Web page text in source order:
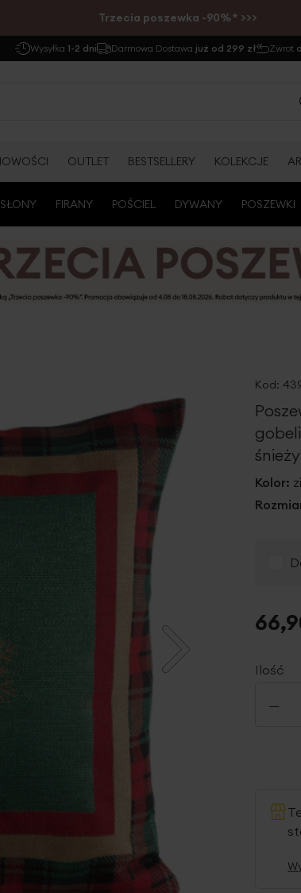
Trzecia poszewka -90%* >>>
Wysyłka 1-2 dni Darmowa Dostawa już od 299 zł Zwrot
OUTLET BESTSELLERY KOLEKCJE
FIRANY POŚCIEL DYWANY POSZEWKI
Kod:
Kolor:
Ilość
-